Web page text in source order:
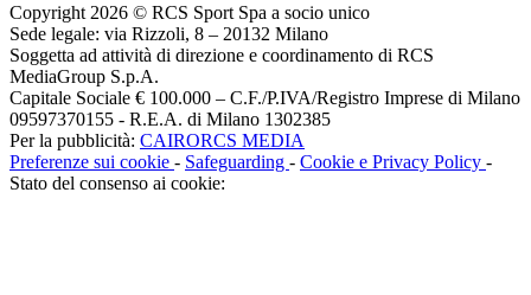
Copyright 2026 © RCS Sport Spa a socio unico
Sede legale: via Rizzoli, 8 – 20132 Milano
Soggetta ad attività di direzione e coordinamento di RCS
MediaGroup S.p.A.
Capitale Sociale € 100.000 – C.F./P.IVA/Registro Imprese di Milano
09597370155 - R.E.A. di Milano 1302385
Per la pubblicità: CAIRORCS MEDIA
Preferenze sui cookie - Safeguarding - Cookie e Privacy Policy -
Stato del consenso ai cookie: